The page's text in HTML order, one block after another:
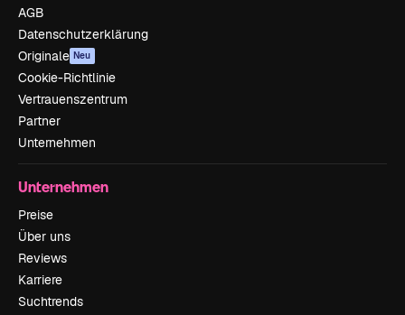
AGB
Datenschutzerklärung
Originale Neu
Cookie-Richtlinie
Vertrauenszentrum
Partner
Unternehmen
Unternehmen
Preise
Über uns
Reviews
Karriere
Suchtrends